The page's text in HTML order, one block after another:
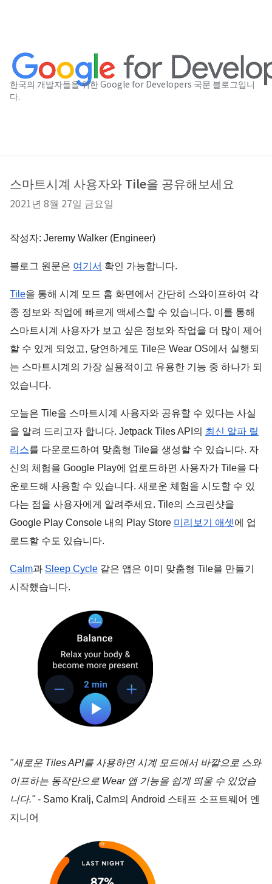
한국의 개발자들을 위한 Google for Developers 국문 블로그입니
다.
스마트시계 사용자와 Tile을 공유해보세요
2021년 8월 27일 금요일
작성자: Jeremy Walker (Engineer)
블로그 원문은 여기서 확인 가능합니다.
Tile을 통해 시계 모드 홈 화면에서 간단히 스와이프하여 각
종 정보와 작업에 빠르게 액세스할 수 있습니다. 이를 통해
스마트시계 사용자가 보고 싶은 정보와 작업을 더 많이 제어
할 수 있게 되었고, 당연하게도 Tile은 Wear OS에서 실행되
는 스마트시계의 가장 실용적이고 유용한 기능 중 하나가 되
었습니다.
오늘은 Tile을 스마트시계 사용자와 공유할 수 있다는 사실
을 알려 드리고자 합니다. Jetpack Tiles API의 최신 알파 릴
리스를 다운로드하여 맞춤형 Tile을 생성할 수 있습니다. 자
신의 체험을 Google Play에 업로드하면 사용자가 Tile을 다
운로드해 사용할 수 있습니다. 새로운 체험을 시도할 수 있
다는 점을 사용자에게 알려주세요. Tile의 스크린샷을
Google Play Console 내의 Play Store 미리보기 애셋에 업
로드할 수도 있습니다.
Calm과 Sleep Cycle 같은 앱은 이미 맞춤형 Tile을 만들기
시작했습니다.
"새로운 Tiles API를 사용하면 시계 모드에서 바깥으로 스와
이프하는 동작만으로 Wear 앱 기능을 쉽게 띄울 수 있었습
니다." - Samo Kralj, Calm의 Android 스태프 소프트웨어 엔
지니어